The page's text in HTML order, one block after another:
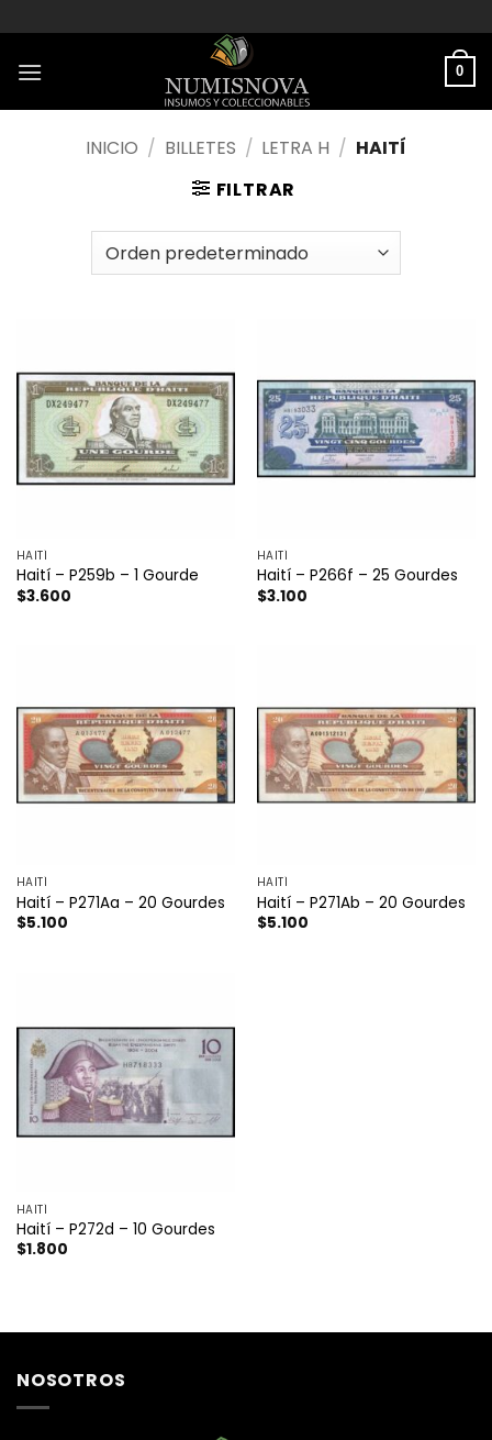
al
contenido
0
INICIO / BILLETES / LETRA H / HAITÍ
FILTRAR
HAITÍ
Haití – P259b – 1 Gourde
$3.600
HAITÍ
Haití – P266f – 25 Gourdes
$3.100
HAITÍ
Haití – P271Aa – 20 Gourdes
$5.100
HAITÍ
Haití – P271Ab – 20 Gourdes
$5.100
HAITÍ
Haití – P272d – 10 Gourdes
$1.800
NOSOTROS